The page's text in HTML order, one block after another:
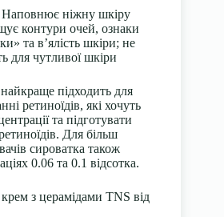
Наповнює ніжну шкіру
контури очей, ознаки
та в’ялість шкіри; не
для чутливої шкіри
підходить для
ретиноїдів, які хочуть
та підготувати
Для більш
сироватка також
0.06 та 0.1 відсотка.
з церамідами TNS від